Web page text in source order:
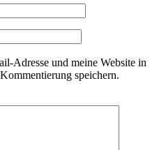
Adresse und meine Website in
speichern.